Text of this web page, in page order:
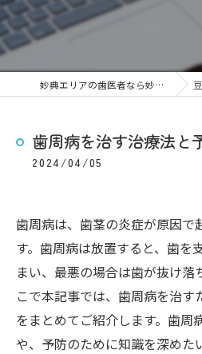
妙典エリアの歯医者なら妙典歯科Nクリニック 豆知識
歯周病を治す治療法と
2024/04/05
歯周病は、歯茎の炎症が原因で
す。歯周病は放置すると、歯を
まい、最悪の場合は歯が抜け落
こで本記事では、歯周病を治す
をまとめてご紹介します。歯周
や、予防のために知識を深めた